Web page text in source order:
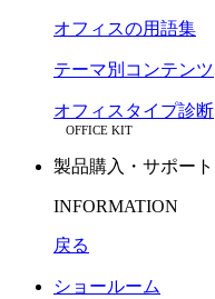
オフィスの用語集
テーマ別コンテンツ
オフィスタイプ診断
OFFICE KIT
製品購入・サポート
INFORMATION
戻る
ショールーム